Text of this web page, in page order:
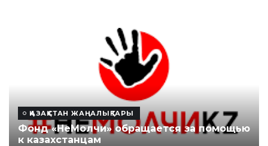
ҚАЗАҚСТАН ЖАҢАЛЫҚТАРЫ
Фонд «НеМолчи» обращается за помощью
к казахстанцам